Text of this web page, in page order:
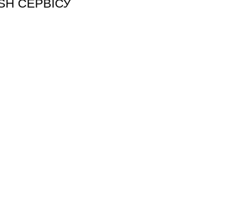
СЕРВІСУ